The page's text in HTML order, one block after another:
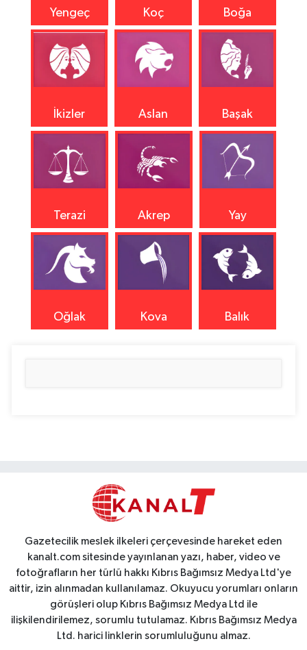
Yengeç Koç Boğa
İkizler Aslan Başak
Terazi Akrep Yay
Oğlak Kova Balık
Gazetecilik meslek ilkeleri çerçevesinde hareket eden
kanalt.com sitesinde yayınlanan yazı, haber, video ve
fotoğrafların her türlü hakkı Kıbrıs Bağımsız Medya Ltd'ye
aittir, izin alınmadan kullanılamaz. Okuyucu yorumları onların
görüşleri olup Kıbrıs Bağımsız Medya Ltd ile
ilişkilendirilemez, sorumlu tutulamaz. Kıbrıs Bağımsız Medya
Ltd. harici linklerin sorumluluğunu almaz.